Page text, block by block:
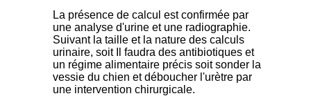
La présence de calcul est confirmée par
une analyse d'urine et une radiographie.
Suivant la taille et la nature des calculs
urinaire, soit Il faudra des antibiotiques et
un régime alimentaire précis soit sonder la
vessie du chien et déboucher l'urètre par
une intervention chirurgicale.